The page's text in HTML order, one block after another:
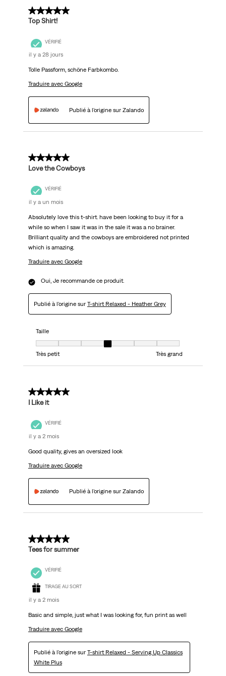
5 sur 5 étoiles.
Top Shirt!
VÉRIFIÉ
il y a 28 jours
Tolle Passform, schöne Farbkombo.
Traduire avec Google
Publié à l'origine sur Zalando
5 sur 5 étoiles.
Love the Cowboys
VÉRIFIÉ
il y a un mois
Absolutely love this t-shirt. have been looking to buy it for a
while so when I saw it was in the sale it was a no brainer.
Brilliant quality and the cowboys are embroidered not printed
which is amazing.
Traduire avec Google
Oui, Je recommande ce produit.
Publié à l'origine sur T-shirt Relaxed - Heather Grey
Taille
Très petit
Très grand
5 sur 5 étoiles.
I Like it
VÉRIFIÉ
il y a 2 mois
Good quality, gives an oversized look
Traduire avec Google
Publié à l'origine sur Zalando
5 sur 5 étoiles.
Tees for summer
VÉRIFIÉ
TIRAGE AU SORT
il y a 2 mois
Basic and simple, just what I was looking for, fun print as well
Traduire avec Google
Publié à l'origine sur T-shirt Relaxed - Serving Up Classics
White Plus